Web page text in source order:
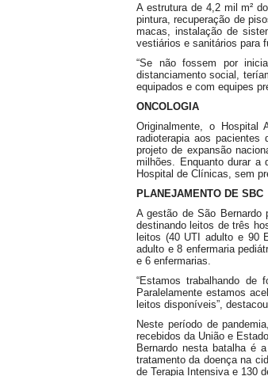
A estrutura de 4,2 mil m²
pintura, recuperação de
macas, instalação de
vestiários e sanitários para
“Se não fossem por
distanciamento social,
equipados e com equipes
ONCOLOGIA
Originalmente, o Hospital
radioterapia aos
projeto de expansão
milhões. Enquanto durar a
Hospital de Clínicas, sem
PLANEJAMENTO DE SBC
A gestão de São Bernardo
destinando leitos de três
leitos (40 UTI adulto e 90
adulto e 8 enfermaria
e 6 enfermarias.
“Estamos trabalhando de
Paralelamente estamos
leitos disponíveis”,
Neste período de
recebidos da União e
Bernardo nesta batalha é
tratamento da doença na
de Terapia Intensiva e 130